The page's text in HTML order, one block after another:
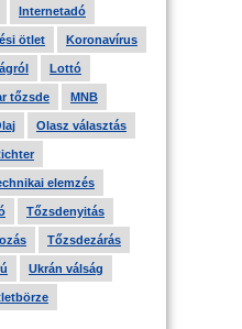
Internetadó
ötlet Koronavírus
Lottó
tőzsde MNB
Olasz választás
elemzés
Tőzsdenyitás
Tőzsdezárás
Ukrán válság